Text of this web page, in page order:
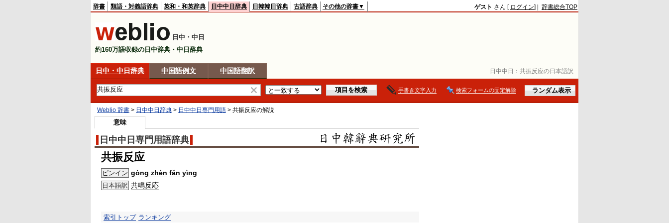
日中中日： 共振反应の日本語訳
辞書 類語・対義語辞典 英和・和英辞典 日中中日辞典 日韓韓日辞典 古語辞典 その他の辞書▼ ゲスト さん [ ログイン] | 辞書総合TOP
日中・中日
約160万語収録の日中辞典・中日辞典
日中・中日辞典 中国語例文 中国語翻訳
手書き文字入力 検索フォームの固定解除
Weblio 辞書 > 日中中日辞典 > 日中中日専門用語 > 共振反应の解説
意味
日中中日専門用語辞典
共振反应
ピンイン gòng zhèn fǎn yìng
日本語訳 共鳴反応
索引トップ ランキング